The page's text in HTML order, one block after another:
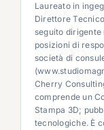
Laureato in
Direttore
seguito
posizioni di
società di
Cherry
comprende un
Stampa 3D;
tecnologiche. È